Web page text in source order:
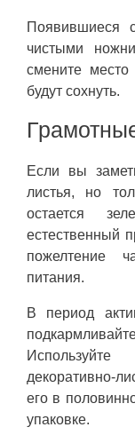
Появившиеся
чистыми
смените
будут сохнуть.
Если вы
листья, но
остается
естественный
пожелтение
питания.
В период
декоративно-
его в
упаковке.